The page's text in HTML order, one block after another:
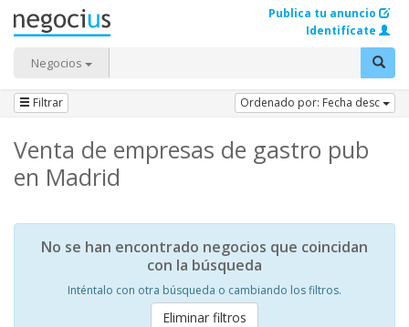
Negocios
Publica tu anuncio
Identifícate
Filtrar Ordenado por: Fecha desc
Venta de empresas de gastro pub
en Madrid
No se han encontrado negocios que coincidan
con la búsqueda
Inténtalo con otra búsqueda o cambiando los filtros.
Eliminar filtros